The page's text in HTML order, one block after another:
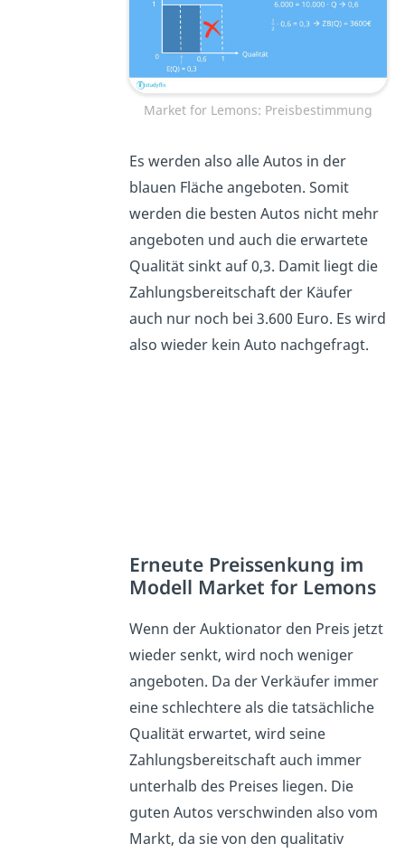
Market for Lemons: Preisbestimmung
Es werden also alle Autos in der
blauen Fläche angeboten. Somit
werden die besten Autos nicht mehr
angeboten und auch die erwartete
Qualität sinkt auf 0,3. Damit liegt die
Zahlungsbereitschaft der Käufer
auch nur noch bei 3.600 Euro. Es wird
also wieder kein Auto nachgefragt.
Erneute Preissenkung im
Modell Market for Lemons
Wenn der Auktionator den Preis jetzt
wieder senkt, wird noch weniger
angeboten. Da der Verkäufer immer
eine schlechtere als die tatsächliche
Qualität erwartet, wird seine
Zahlungsbereitschaft auch immer
unterhalb des Preises liegen. Die
guten Autos verschwinden also vom
Markt, da sie von den qualitativ